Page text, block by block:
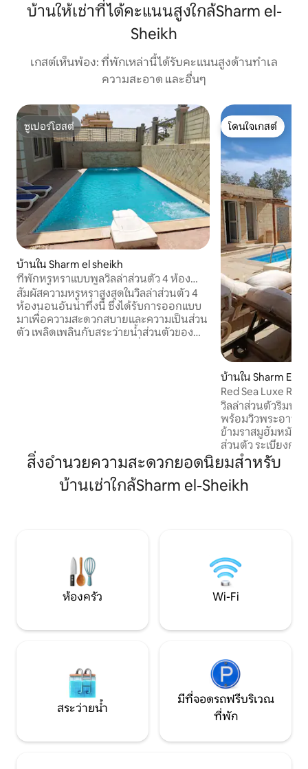
บ้านให้เช่าที่ได้คะแนนสูงใกล้Sharm el-
Sheikh
เกสต์เห็นพ้อง: ที่พักเหล่านี้ได้รับคะแนนสูงด้านทำเล
ความสะอาด และอื่นๆ
ซูเปอร์โฮสต์
ซูเปอร์โฮสต์
บ้านใน Sharm el sheikh
ที่พักหรูหราแบบพูลวิลล่าส่วนตัว 4 ห้อง
นอน
สัมผัสความหรูหราสูงสุดในวิลล่าส่วนตัว 4
ห้องนอนอันน่าทึ่งนี้ ซึ่งได้รับการออกแบบ
มาเพื่อความสะดวกสบายและความเป็นส่วน
ตัว เพลิดเพลินกับสระว่ายน้ำส่วนตัวของ
น้ำตื้น Ras Nasrani ที่ยอดเยี่ยม 🤿
โดนใจเกสต์
โดนใจเกสต์
บ้านใน Sharm El
Red Sea Luxe
วิลล่าส่วนตัวริมหน้
พร้อมวิวพระอาทิ
ข้ามราสมูฮัมหมัด
ส่วนตัว ระเบียงกว้
ชายหาดโดยตรงส
น้ำตื้น วิลล่ามีห้อง
ในตัว (2 ห้องมีวิวท
จำนวนผู้เข้าพักที่ถู
สิ่งอำนวยความสะดวกยอดนิยมสำหรับ
บ้านเช่าใกล้Sharm el-Sheikh
ห้องครัว Wi-Fi
สระว่ายน้ำ
มีที่จอดรถฟรีบริเวณ
ที่พัก